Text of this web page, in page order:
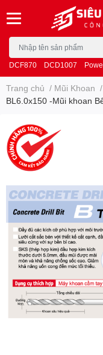
DCF870 DCD1007
Trang chủ / Mũi Khoan /
BL6.0x150 -Mũi khoan